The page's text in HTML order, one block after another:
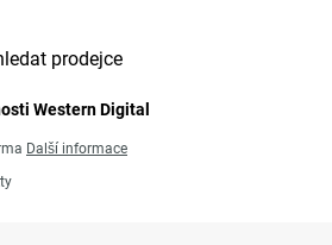
prodejce
Western Digital
Další informace